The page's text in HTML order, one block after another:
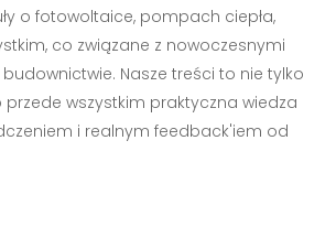
o fotowoltaice, pompach ciepła,
co związane z nowoczesnymi
Nasze treści to nie tylko
wszystkim praktyczna wiedza
i realnym feedback'iem od